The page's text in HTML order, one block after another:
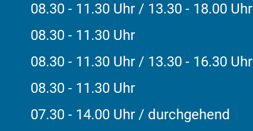
08.30 - 11.30 Uhr / 13.30 - 18.00 Uhr
08.30 - 11.30 Uhr
08.30 - 11.30 Uhr / 13.30 - 16.30 Uhr
08.30 - 11.30 Uhr
07.30 - 14.00 Uhr / durchgehend